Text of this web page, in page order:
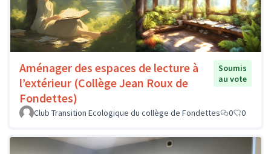
Aménager des espaces de lecture à
l’extérieur (Collège Jean Roux de
Fondettes)
Soumis
au vote
Club Transition Ecologique du collège de Fondettes 0 0